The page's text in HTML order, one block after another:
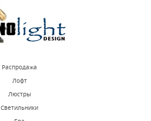
Распродажа
Лофт
Люстры
Светильники